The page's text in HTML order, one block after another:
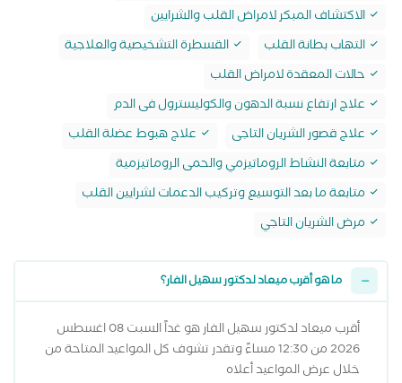
الاكتشاف المبكر لامراض القلب والشرايين
التهاب بطانة القلب
القسطرة التشخيصية والعلاجية
حالات المعقدة لامراض القلب
علاج ارتفاع نسبة الدهون والكوليسترول فى الدم
علاج قصور الشريان التاجى
علاج هبوط عضلة القلب
متابعة النشاط الروماتيزمي والحمى الروماتيزمية
متابعة ما بعد التوسيع وتركيب الدعمات لشرايين القلب
مرض الشريان التاجي
ما هو أقرب ميعاد لدكتور سهيل الفار؟
أقرب ميعاد لدكتور سهيل الفار هو غداً السبت 08 اغسطس
2026 من 12:30 مساءً وتقدر تشوف كل المواعيد المتاحة من
خلال عرض المواعيد أعلاه